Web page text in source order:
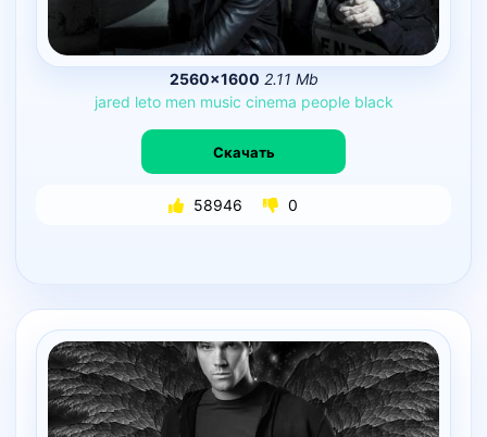
2560×1600 2.11 Mb
jared leto men music cinema people black
Скачать
58946 0